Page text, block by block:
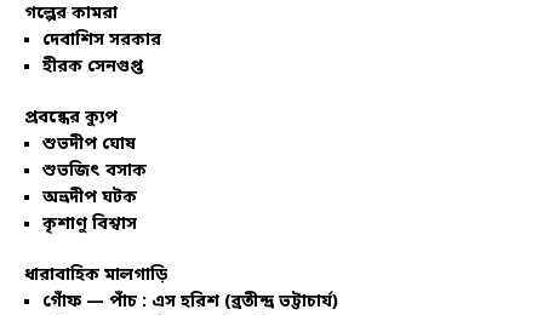
গল্পের কামরা
দেবাশিস সরকার
হীরক সেনগুপ্ত
প্রবন্ধের ক্যুপ
শুভদীপ ঘোষ
শুভজিৎ বসাক
অভ্রদীপ ঘটক
কৃশাণু বিশ্বাস
ধারাবাহিক মালগাড়ি
গোঁফ — পাঁচ : এস হরিশ (ব্রতীন্দ্র ভট্টাচার্য)